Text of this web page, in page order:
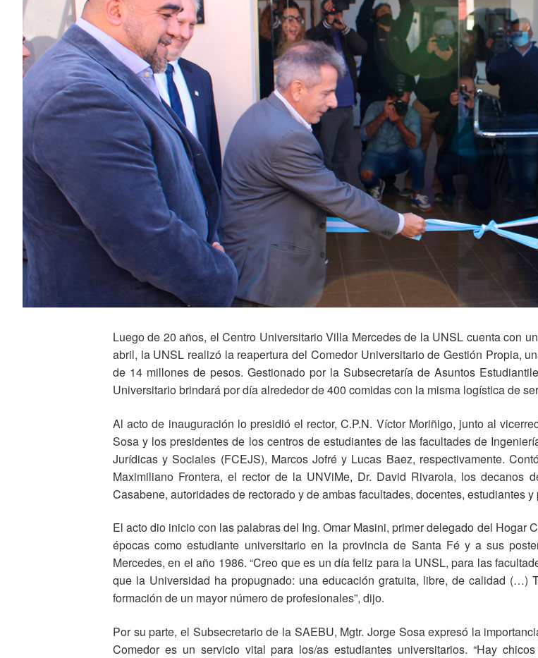
Luego de 20 años, el Centro Universitario Villa Mercedes de la UNSL cuenta con
abril, la UNSL realizó la reapertura del Comedor Universitario de Gestión Propia,
de 14 millones de pesos. Gestionado por la Subsecretaría de Asuntos
Universitario brindará por día alrededor de 400 comidas con la misma logística de
Al acto de inauguración lo presidió el rector, C.P.N. Víctor Moriñigo, junto al
Sosa y los presidentes de los centros de estudiantes de las facultades de
Jurídicas y Sociales (FCEJS), Marcos Jofré y Lucas Baez, respectivamente.
Maximiliano Frontera, el rector de la UNViMe, Dr. David Rivarola, los decanos
Casabene, autoridades de rectorado y de ambas facultades, docentes, estudiantes
El acto dio inicio con las palabras del Ing. Omar Masini, primer delegado del Hogar
épocas como estudiante universitario en la provincia de Santa Fé y a sus
Mercedes, en el año 1986. “Creo que es un día feliz para la UNSL, para las
que la Universidad ha propugnado: una educación gratuita, libre, de calidad (…)
formación de un mayor número de profesionales”, dijo.
Por su parte, el Subsecretario de la SAEBU, Mgtr. Jorge Sosa expresó la
Comedor es un servicio vital para los/as estudiantes universitarios. “Hay